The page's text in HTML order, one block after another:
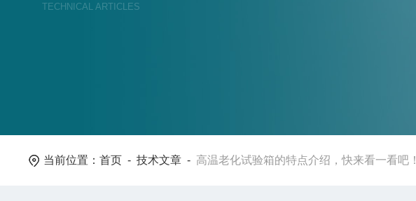
TECHNICAL ARTICLES
当前位置：首页 -技术文章 -高温老化试验箱的特点介绍，快来看一看吧！